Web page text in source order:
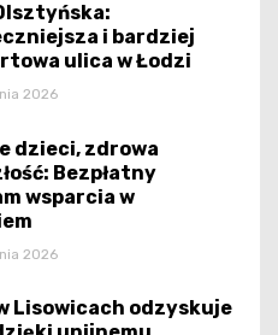
i bardziej
ulica w Łodzi
2026
dzieci, zdrowa
Bezpłatny
wsparcia w
2026
w Lisowicach odzyskuje